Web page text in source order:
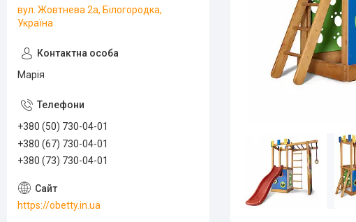
вул. Жовтнева 2а, Білогородка,
Україна
Марія
+380 (50) 730-04-01
+380 (67) 730-04-01
+380 (73) 730-04-01
https://obetty.in.ua